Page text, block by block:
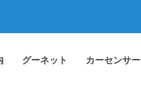
グーネット カーセンサー